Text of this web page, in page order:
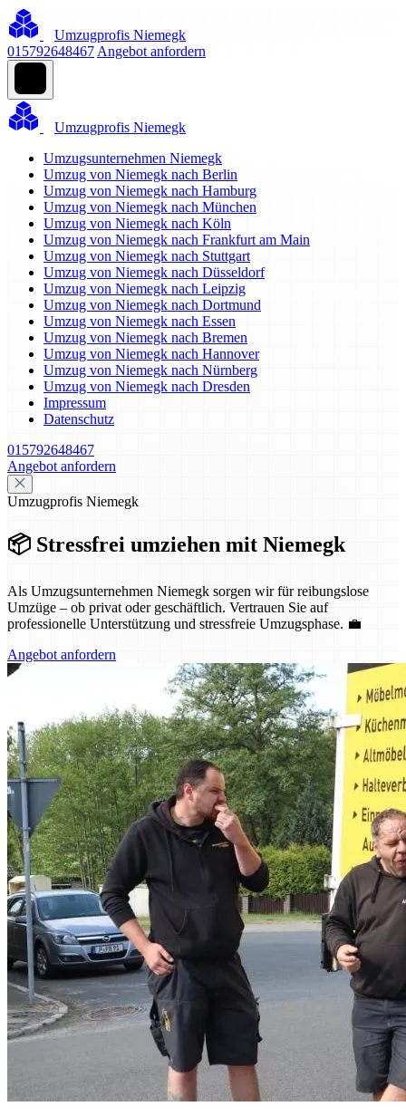
Umzugprofis Niemegk
015792648467 Angebot anfordern
Umzugprofis Niemegk
Umzugsunternehmen Niemegk
Umzug von Niemegk nach Berlin
Umzug von Niemegk nach Hamburg
Umzug von Niemegk nach München
Umzug von Niemegk nach Köln
Umzug von Niemegk nach Frankfurt am Main
Umzug von Niemegk nach Stuttgart
Umzug von Niemegk nach Düsseldorf
Umzug von Niemegk nach Leipzig
Umzug von Niemegk nach Dortmund
Umzug von Niemegk nach Essen
Umzug von Niemegk nach Bremen
Umzug von Niemegk nach Hannover
Umzug von Niemegk nach Nürnberg
Umzug von Niemegk nach Dresden
Impressum
Datenschutz
015792648467
Angebot anfordern
Umzugprofis Niemegk
📦 Stressfrei umziehen mit Niemegk
Als Umzugsunternehmen Niemegk sorgen wir für reibungslose
Umzüge – ob privat oder geschäftlich. Vertrauen Sie auf
professionelle Unterstützung und stressfreie Umzugsphase. 💼
Angebot anfordern